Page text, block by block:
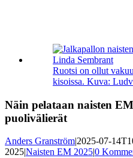
isompanaRuotsi on ollut
kisoissa. Kuva:
Näin pelataan naisten
puolivälierät
Anders Granström|2025-07-
2025|Naisten EM 2025|0